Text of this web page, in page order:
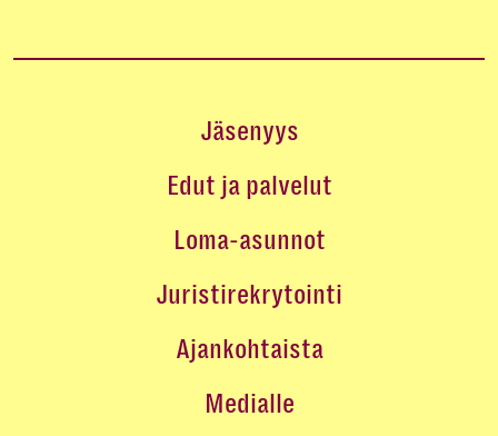
Jäsenyys
Edut ja palvelut
Loma-asunnot
Juristirekrytointi
Ajankohtaista
Medialle